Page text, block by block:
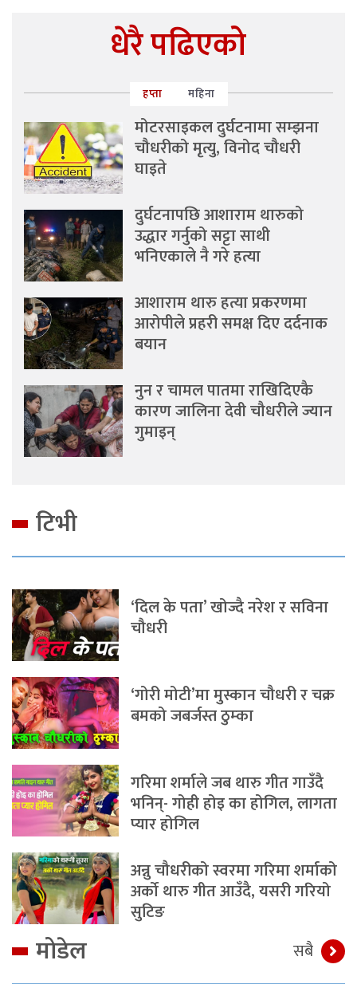
धेरै पढिएको
हप्ता महिना
मोटरसाइकल दुर्घटनामा सम्झना
चौधरीको मृत्यु, विनोद चौधरी
घाइते
दुर्घटनापछि आशाराम थारुको
उद्धार गर्नुको सट्टा साथी
भनिएकाले नै गरे हत्या
आशाराम थारु हत्या प्रकरणमा
आरोपीले प्रहरी समक्ष दिए दर्दनाक
बयान
नुन र चामल पातमा राखिदिएकै
कारण जालिना देवी चौधरीले ज्यान
गुमाइन्
टिभी
‘दिल के पता’ खोज्दै नरेश र सविना
चौधरी
‘गोरी मोटी’मा मुस्कान चौधरी र चक्र
बमको जबर्जस्त ठुम्का
गरिमा शर्माले जब थारु गीत गाउँदै
भनिन्- गोही होइ का होगिल, लागता
प्यार होगिल
अन्नु चौधरीको स्वरमा गरिमा शर्माको
अर्को थारु गीत आउँदै, यसरी गरियो
सुटिङ
मोडेल सबै